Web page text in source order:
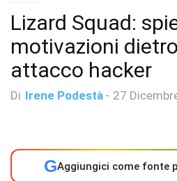
Lizard Squad:
motivazioni
attacco hacker
Di Irene Podestà - 27
GAggiungici come fonte